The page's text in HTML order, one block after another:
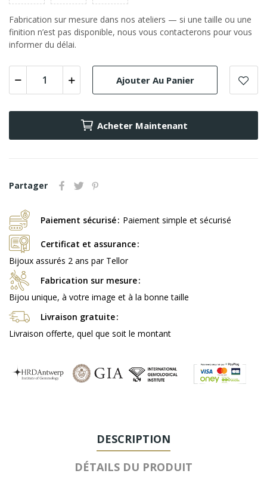
Fabrication sur mesure dans nos ateliers — si une taille ou une
finition n’est pas disponible, nous vous contacterons pour vous
informer du délai.
Ajouter Au Panier
Acheter Maintenant
Partager
Paiement sécurisé Paiement simple et sécurisé
Certificat et assurance
Bijoux assurés 2 ans par Tellor
Fabrication sur mesure
Bijou unique, à votre image et à la bonne taille
Livraison gratuite
Livraison offerte, quel que soit le montant
DESCRIPTION
DÉTAILS DU PRODUIT